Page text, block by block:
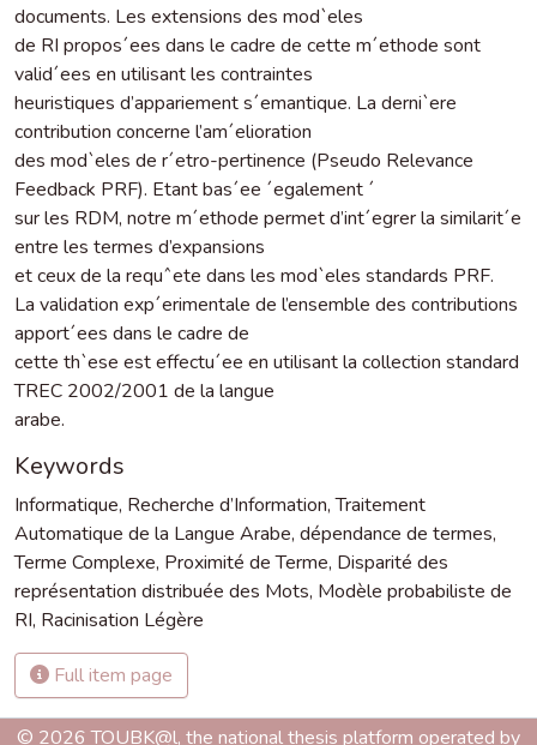
documents. Les extensions des mod`eles
de RI propos´ees dans le cadre de cette m´ethode sont
valid´ees en utilisant les contraintes
heuristiques d’appariement s´emantique. La derni`ere
contribution concerne l’am´elioration
des mod`eles de r´etro-pertinence (Pseudo Relevance
Feedback PRF). Etant bas´ee ´egalement ´
sur les RDM, notre m´ethode permet d’int´egrer la similarit´e
entre les termes d’expansions
et ceux de la requˆete dans les mod`eles standards PRF.
La validation exp´erimentale de l’ensemble des contributions
apport´ees dans le cadre de
cette th`ese est effectu´ee en utilisant la collection standard
TREC 2002/2001 de la langue
arabe.
Keywords
Informatique, Recherche d’Information,Traitement
Automatique de la Langue Arabe, dépendance de termes,
Terme Complexe, Proximité de Terme, Disparité des
représentation distribuée des Mots, Modèle probabiliste de
RI, Racinisation Légère
Full item page
© 2026 TOUBK@l, the national thesis platform operated by